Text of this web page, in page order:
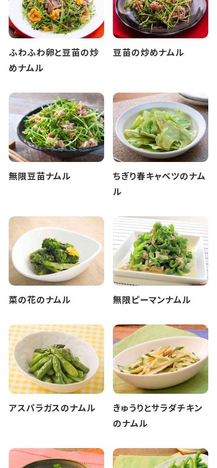
ふわふわ卵と豆苗の炒
めナムル
豆苗の炒めナムル
無限豆苗ナムル
ちぎり春キャベツのナム
ル
菜の花のナムル 無限ピーマンナムル
アスパラガスのナムル
きゅうりとサラダチキン
のナムル